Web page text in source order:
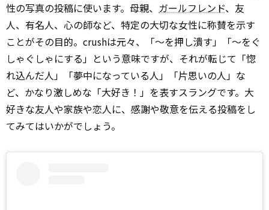
性の写真の投稿に使います。母親、 ガールフレンド、友
人、有名人、心の師など、特定の大切な女性に称賛を示す
ことがその目的。crushは元々、「～を押し潰す」「～をぐ
しゃぐしゃにする」という意味ですが、それが転じて「惚
れ込んだ人」「夢中になっている人」「片思いの人」な
ど、かなり激しめな「大好き！」を表すスラングです。大
好きな友人や家族や恋人に、感謝や敬意を伝える投稿をし
てみてはいかがでしょう。